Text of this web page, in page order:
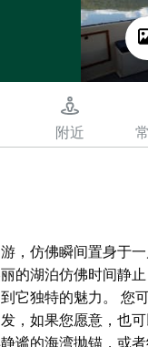
附近
，仿佛瞬间置身于
的湖泊仿佛时间静
它独特的魅力。 您
，如果您愿意，也
谧的海湾抛锚，或